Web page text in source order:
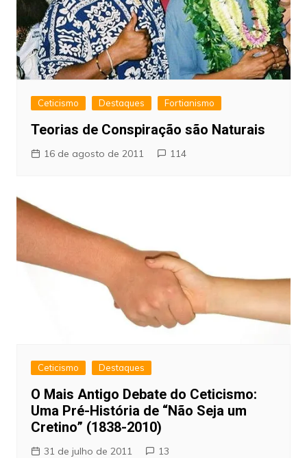
Ceticismo Destaques Fortianismo
Teorias de Conspiração são Naturais
16 de agosto de 2011 114
Ceticismo Destaques
O Mais Antigo Debate do Ceticismo:
Uma Pré-História de “Não Seja um
Cretino” (1838-2010)
31 de julho de 2011 13